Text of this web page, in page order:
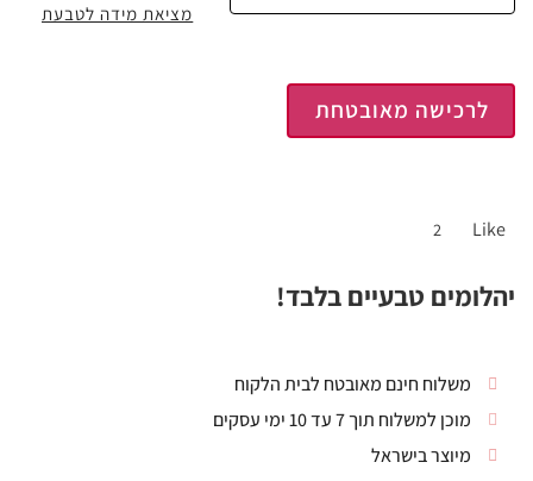
לרכישה מאובטחת
Like
2
מציאת מידה לטבעת
יהלומים טבעיים בלבד!
משלוח חינם מאובטח לבית הלקוח
מוכן למשלוח תוך 7 עד 10 ימי עסקים
מיוצר בישראל